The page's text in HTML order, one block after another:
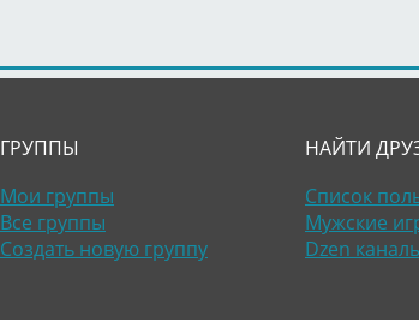
ГРУППЫ
Мои группы
Все группы
Создать новую группу
НАЙТИ
Список
Мужские
Dzen